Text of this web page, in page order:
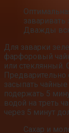
Дважды
Для заварки
фарфоровый
или стеклянный.
Предварительно
засыпать чайные
подержать 5
водой на треть
через 5 минут
Сахар и